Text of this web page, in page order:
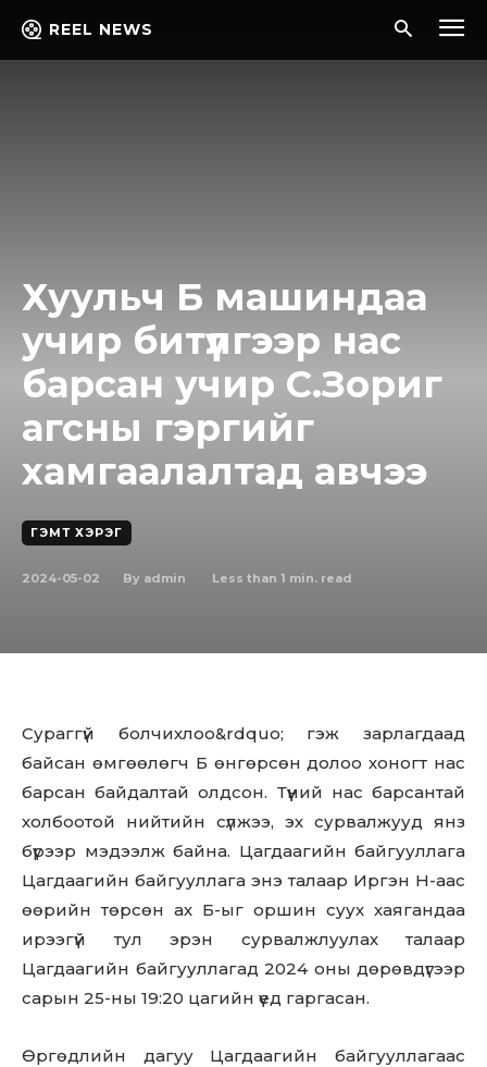
REEL NEWS
Хуульч Б машиндаа
учир битүүлгээр нас
барсан учир С.Зориг
агсны гэргийг
хамгаалалтад авчээ
ГЭМТ ХЭРЭГ
2024-05-02 By admin Less than 1 min. read
Сураггүй болчихлоо&rdquo; гэж зарлагдаад
байсан өмгөөлөгч Б өнгөрсөн долоо хоногт нас
барсан байдалтай олдсон. Түүний нас барсантай
холбоотой нийтийн сүлжээ, эх сурвалжууд янз
бүрээр мэдээлж байна. Цагдаагийн байгууллага
Цагдаагийн байгууллага энэ талаар Иргэн Н-аас
өөрийн төрсөн ах Б-ыг оршин суух хаягандаа
ирээгүй тул эрэн сурвалжлуулах талаар
Цагдаагийн байгууллагад 2024 оны дөрөвдүгээр
сарын 25-ны 19:20 цагийн үед гаргасан.
Өргөдлийн дагуу Цагдаагийн байгууллагаас